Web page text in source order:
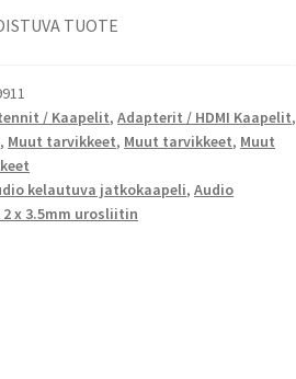
TUOTE
/ Kaapelit,Adapterit / HDMI Kaapelit,
, Muut tarvikkeet, Muut tarvikkeet, Muut
kelautuva jatkokaapeli,Audio
x 3.5mm urosliitin